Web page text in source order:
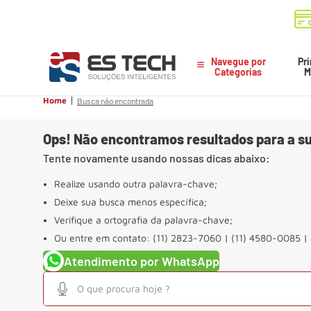
Navegue por
Categorias
Home Busca não encontrada
Ops! Não encontramos resultados para a
Tente novamente usando nossas dicas abaixo:
Realize usando outra palavra-chave;
Deixe sua busca menos específica;
Verifique a ortografia da palavra-chave;
Ou entre em contato: (11) 2823-7060 | (11) 4580-0085 |
Atendimento por WhatsApp
O que procura hoje ?